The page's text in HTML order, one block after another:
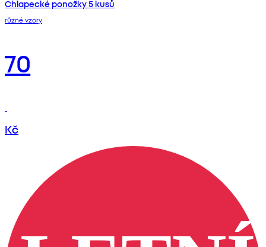
Chlapecké ponožky 5 kusů
různé vzory
70
Kč